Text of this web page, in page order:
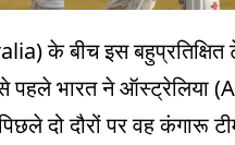
के बीच इस बहुप्रतिक्षित
पहले भारत ने ऑस्ट्रेलिया
दो दौरों पर वह कंगारू